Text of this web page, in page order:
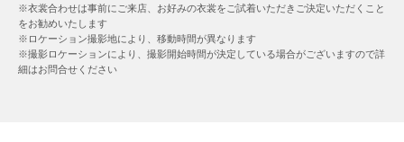
※衣裳合わせは事前にご来店、お好みの衣裳をご試着いただきご決定いただくこと
をお勧めいたします
※ロケーション撮影地により、移動時間が異なります
※撮影ロケーションにより、撮影開始時間が決定している場合がございますので詳
細はお問合せください